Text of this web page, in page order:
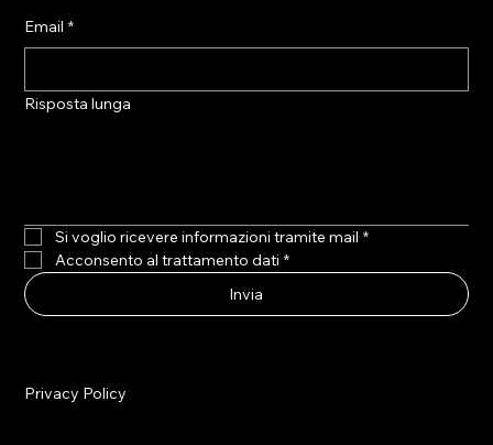
Email *
Risposta lunga
Si voglio ricevere informazioni tramite mail *
Acconsento al trattamento dati *
Invia
Privacy Policy